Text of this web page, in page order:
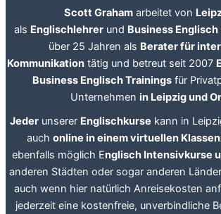
Scott Graham arbeitet von
als Englischlehrerund Business Englisch
über 25 Jahren als Berater für
Kommunikation tätig und betreut seit 2007
Business Englisch Trainingsfür
Unternehmen in Leipzig und
Jeder unserer Englischkurse kann in
auch online in einem virtuellen
ebenfalls möglich Englisch Intensivkurse
anderen Städten oder sogar anderen
auch wenn hier natürlich Anreisekosten
jederzeit eine kostenfreie, unverbindliche